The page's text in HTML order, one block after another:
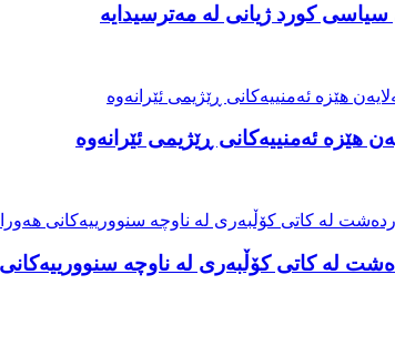
کورد ژیانی لە مەترسیدایە
هێزە ئەمنییەکانی ڕێژیمی ئێرانەوە
لە کاتی کۆڵبەری لە ناوچە